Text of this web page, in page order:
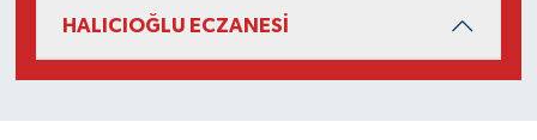
HALICIOĞLU ECZANESİ